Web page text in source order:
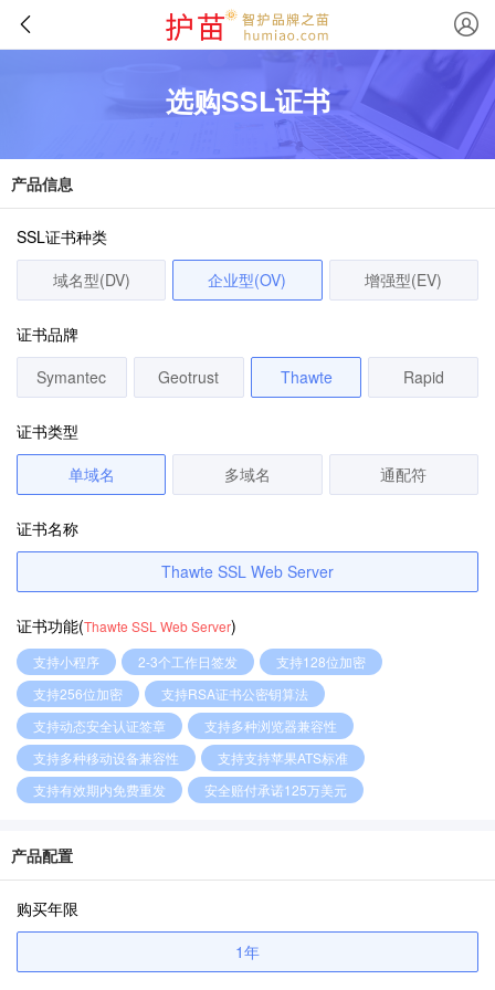
选购SSL证书
产品信息
SSL证书种类
域名型(DV)
企业型(OV) 增强型(EV)
证书品牌
Symantec
Geotrust Thawte Rapid
证书类型
单域名
多域名 通配符
证书名称
Thawte SSL Web Server
证书功能(Thawte SSL Web Server)
支持小程序 2-3个工作日签发
支持128位加密
支持256位加密
支持RSA证书公密钥算法
支持动态安全认证签章
支持多种浏览器兼容性
支持多种移动设备兼容性
支持支持苹果ATS标准
支持有效期内免费重发
安全赔付承诺125万美元
产品配置
购买年限
1年